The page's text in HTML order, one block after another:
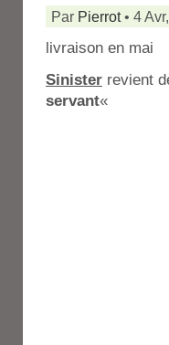
Par Pierrot• 4
livraison en mai
Sinister revient
servant«